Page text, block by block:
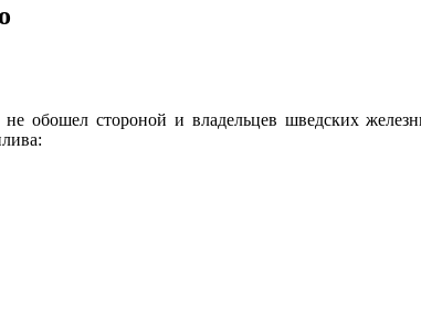
обошел стороной и владельцев шведских